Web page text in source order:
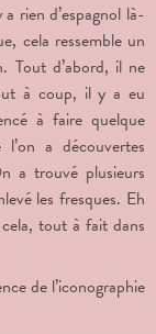
rien d’espagnol là-
cela ressemble un
Tout d’abord, il ne
à coup, il y a eu
à faire quelque
a découvertes
a trouvé plusieurs
les fresques. Eh
tout à fait dans
de l’iconographie